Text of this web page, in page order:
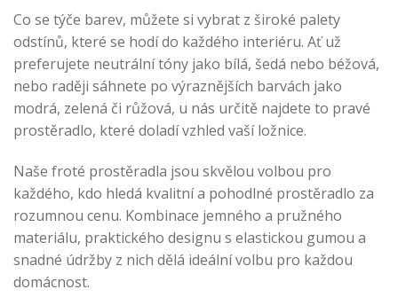
Co se týče barev, můžete si vybrat z široké palety
odstínů, které se hodí do každého interiéru. Ať už
preferujete neutrální tóny jako bílá, šedá nebo béžová,
nebo raději sáhnete po výraznějších barvách jako
modrá, zelená či růžová, u nás určitě najdete to pravé
prostěradlo, které doladí vzhled vaší ložnice.
Naše froté prostěradla jsou skvělou volbou pro
každého, kdo hledá kvalitní a pohodlné prostěradlo za
rozumnou cenu. Kombinace jemného a pružného
materiálu, praktického designu s elastickou gumou a
snadné údržby z nich dělá ideální volbu pro každou
domácnost.